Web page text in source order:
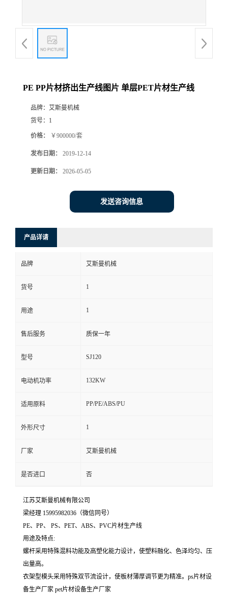
PE PP片材挤出生产线图片 单层PET片材生产线
品牌： 艾斯曼机械
货号： 1
价格： ￥900000/套
发布日期： 2019-12-14
更新日期： 2026-05-05
发送咨询信息
产品详请
品牌 艾斯曼机械
货号 1
用途 1
售后服务 质保一年
型号 SJ120
电动机功率 132KW
适用原料 PP/PE/ABS/PU
外形尺寸 1
厂家 艾斯曼机械
是否进口 否
江苏艾斯曼机械有限公司
梁经理 15995982036（微信同号）
PE、PP、 PS、PET、ABS、PVC片材生产线
用途及特点:
螺杆采用特殊混料功能及高塑化能力设计，使塑料融化、色泽均匀、压
出量高。
衣架型模头采用特殊双节流设计，使板材薄厚调节更为精准。ps片材设
备生产厂家 pet片材设备生产厂家